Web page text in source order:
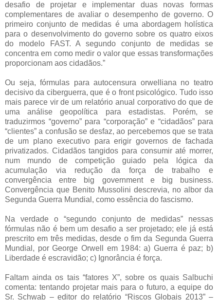
desafio de projetar e implementar duas novas formas
complementares de avaliar o desempenho de governo. O
primeiro conjunto de medidas é uma abordagem holística
para o desenvolvimento do governo sobre os quatro eixos
do modelo FAST. A segundo conjunto de medidas se
concentra em como medir o valor que essas transformações
proporcionam aos cidadãos.”
Ou seja, fórmulas para autocensura orwelliana no teatro
decisivo da ciberguerra, que é o front psicológico. Tudo isso
mais parece vir de um relatório anual corporativo do que de
uma análise geopolítica para estadistas. Porém, se
traduzirmos “governo” para “corporação” e “cidadãos” para
“clientes” a confusão se desfaz, ao percebemos que se trata
de um plano executivo para erigir governos de fachada
privatizados. Cidadãos tangidos para consumir até morrer,
num mundo de competição guiado pela lógica da
acumulação via redução da força de trabalho e
convergência entre big government e big business.
Convergência que Benito Mussolini descrevia, no albor da
Segunda Guerra Mundial, como essência do fascismo.
Na verdade o “segundo conjunto de medidas” nessas
fórmulas não é bem um desafio a ser projetado; ele já está
prescrito em três medidas, desde o fim da Segunda Guerra
Mundial, por George Orwell em 1984: a) Guerra é paz; b)
Liberdade é escravidão; c) Ignorância é força.
Faltam ainda os tais “fatores X”, sobre os quais Salbuchi
comenta: tentando projetar mais para o futuro, a equipe do
Sr. Schwab – editor do relatório “Riscos Globais 2013” –